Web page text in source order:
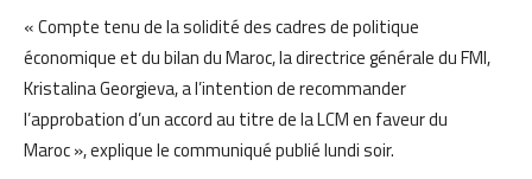
« Compte tenu de la solidité des cadres de politique
économique et du bilan du Maroc, la directrice générale du FMI,
Kristalina Georgieva, a l’intention de recommander
l’approbation d’un accord au titre de la LCM en faveur du
Maroc », explique le communiqué publié lundi soir.